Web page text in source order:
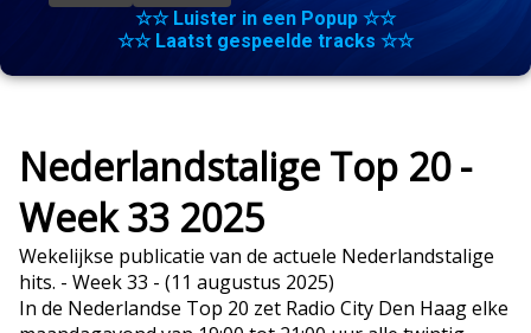
☆☆ Luister in een Popup ☆☆
☆☆ Laatst gespeelde tracks ☆☆
Nederlandstalige Top 20 -
Week 33 2025
Wekelijkse publicatie van de actuele Nederlandstalige
hits. - Week 33 - (11 augustus 2025)
In de Nederlandse Top 20 zet Radio City Den Haag elke